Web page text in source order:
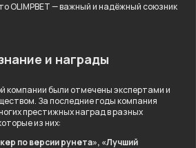
OLIMPBET — важный и надёжный союзник
и награды
компании были отмечены экспертами и
За последние годы компания
престижных наград в разных
из них:
по версии рунета», «Лучший